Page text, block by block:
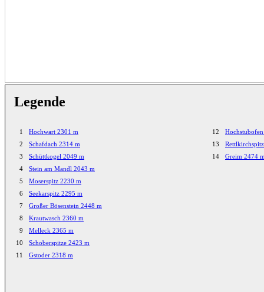
Legende
1
Hochwart 2301 m
2
Schafdach 2314 m
3
Schüttkogel 2049 m
4
Stein am Mandl 2043 m
5
Moserspitz 2230 m
6
Seekarspitz 2295 m
7
Großer Bösenstein 2448 m
8
Krautwasch 2360 m
9
Melleck 2365 m
10
Schoberspitze 2423 m
11
Gstoder 2318 m
12
13
14
Greim 2474